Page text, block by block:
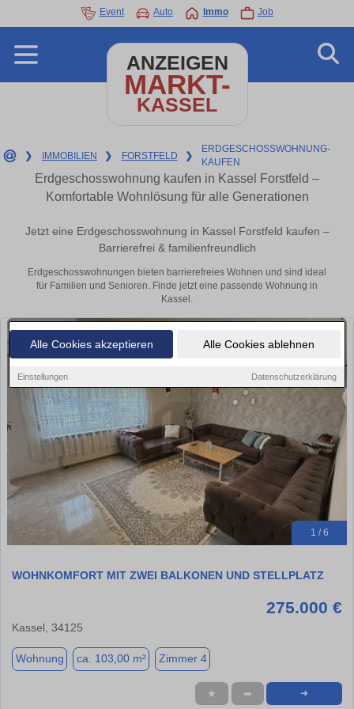
Alle Cookies akzeptieren Alle Cookies ablehnen
Einstellungen Datenschutzerklärung
Event Auto Immo Job
ANZEIGEN
MARKT-
KASSEL
❯ IMMOBILIEN ❯ FORSTFELD ❯
ERDGESCHOSSWOHNUNG-
KAUFEN
Erdgeschosswohnung kaufen in Kassel Forstfeld –
Komfortable Wohnlösung für alle Generationen
Jetzt eine Erdgeschosswohnung in Kassel Forstfeld kaufen –
Barrierefrei & familienfreundlich
Erdgeschosswohnungen bieten barrierefreies Wohnen und sind ideal
für Familien und Senioren. Finde jetzt eine passende Wohnung in
Kassel.
1 / 6
WOHNKOMFORT MIT ZWEI BALKONEN UND STELLPLATZ
275.000 €
Kassel, 34125
Wohnung ca. 103,00 m² Zimmer 4
★ ➦ ➜